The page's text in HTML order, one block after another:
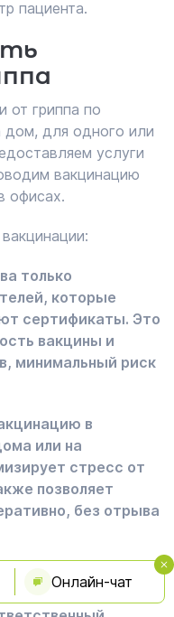
Онлайн-чат
пациента.
от гриппа по
дом, для одного или
услуги
вакцинацию
офисах.
только
которые
сертификаты. Это
вакцины и
минимальный риск
в
или на
стресс от
позволяет
без отрыва
нашей